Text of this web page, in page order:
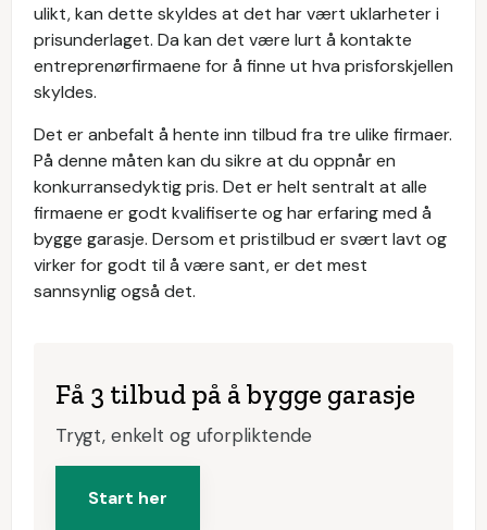
ulikt, kan dette skyldes at det har vært uklarheter i
prisunderlaget. Da kan det være lurt å kontakte
entreprenørfirmaene for å finne ut hva prisforskjellen
skyldes.
Det er anbefalt å hente inn tilbud fra tre ulike firmaer.
På denne måten kan du sikre at du oppnår en
konkurransedyktig pris. Det er helt sentralt at alle
firmaene er godt kvalifiserte og har erfaring med å
bygge garasje. Dersom et pristilbud er svært lavt og
virker for godt til å være sant, er det mest
sannsynlig også det.
Få 3 tilbud på å bygge garasje
Trygt, enkelt og uforpliktende
Start her